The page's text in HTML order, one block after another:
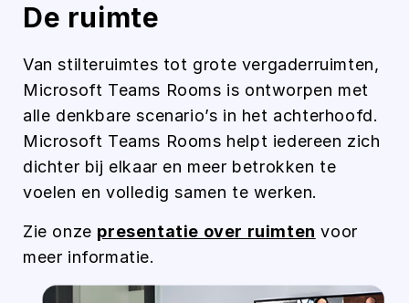
De ruimte
Van stilteruimtes tot grote vergaderruimten,
Microsoft Teams Rooms is ontworpen met
alle denkbare scenario’s in het achterhoofd.
Microsoft Teams Rooms helpt iedereen zich
dichter bij elkaar en meer betrokken te
voelen en volledig samen te werken.
Zie onze presentatie over ruimten voor
meer informatie.